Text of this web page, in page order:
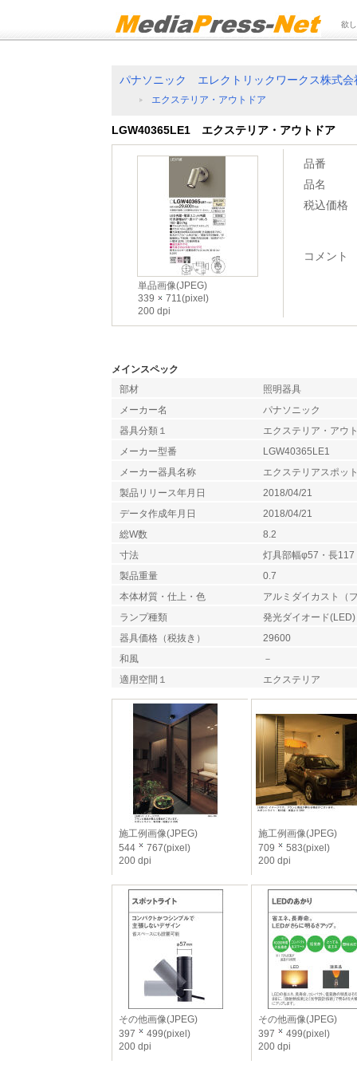
欲
パナソニック エレクトリックワークス株式会
エクステリア・アウトドア
LGW40365LE1 エクステリア・アウトドア
単品画像(JPEG)
339
711(pixel)
200 dpi
品番
品名
税込価格
コメント
メインスペック
部材
照明器具
メーカー名
パナソニック
器具分類１
エクステリア・アウ
メーカー型番
LGW40365LE1
メーカー器具名称
エクステリアスポッ
製品リリース年月日
2018/04/21
データ作成年月日
2018/04/21
総W数
8.2
寸法
灯具部幅φ57・長
製品重量
0.7
本体材質・仕上・色
アルミダイカスト（
ランプ種類
発光ダイオード(LED)
器具価格（税抜き）
29600
和風
－
適用空間１
エクステリア
施工例画像(JPEG)
544
767(pixel)
200 dpi
施工例画像(JPEG)
709
583(pixel)
200 dpi
その他画像(JPEG)
397
499(pixel)
200 dpi
その他画像(JPEG)
397
499(pixel)
200 dpi